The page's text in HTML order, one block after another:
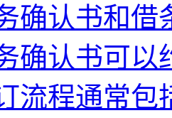
确认书和借
确认书可以
流程通常包